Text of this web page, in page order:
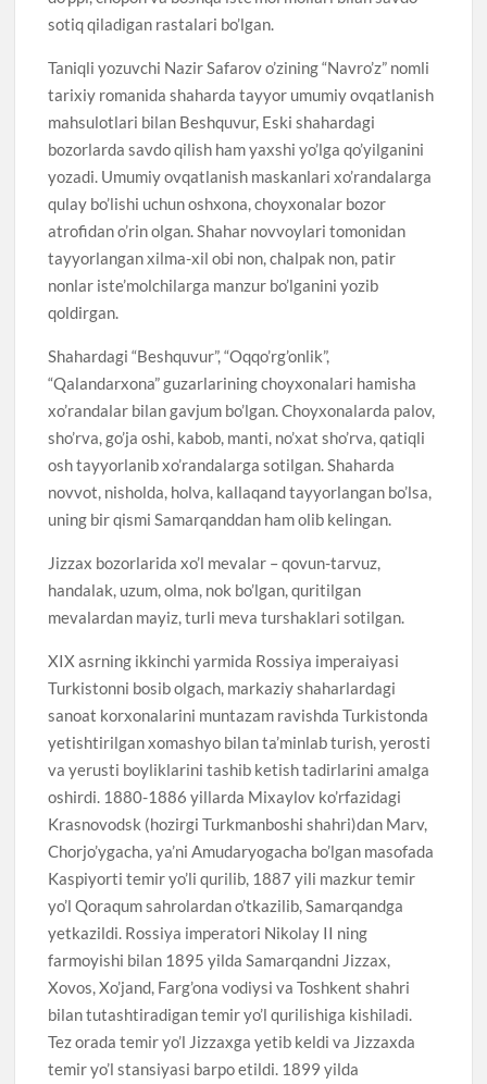
sotiq qiladigan rastalari bo’lgan.
Taniqli yozuvchi Nazir Safarov o’zining “Navro’z” nomli
tarixiy romanida shaharda tayyor umumiy ovqatlanish
mahsulotlari bilan Beshquvur, Eski shahardagi
bozorlarda savdo qilish ham yaxshi yo’lga qo’yilganini
yozadi. Umumiy ovqatlanish maskanlari xo’randalarga
qulay bo’lishi uchun oshxona, choyxonalar bozor
atrofidan o’rin olgan. Shahar novvoylari tomonidan
tayyorlangan xilma-xil obi non, chalpak non, patir
nonlar iste’molchilarga manzur bo’lganini yozib
qoldirgan.
Shahardagi “Beshquvur”, “Oqqo’rg’onlik”,
“Qalandarxona” guzarlarining choyxonalari hamisha
xo’randalar bilan gavjum bo’lgan. Choyxonalarda palov,
sho’rva, go’ja oshi, kabob, manti, no’xat sho’rva, qatiqli
osh tayyorlanib xo’randalarga sotilgan. Shaharda
novvot, nisholda, holva, kallaqand tayyorlangan bo’lsa,
uning bir qismi Samarqanddan ham olib kelingan.
Jizzax bozorlarida xo’l mevalar – qovun-tarvuz,
handalak, uzum, olma, nok bo’lgan, quritilgan
mevalardan mayiz, turli meva turshaklari sotilgan.
XIX asrning ikkinchi yarmida Rossiya imperaiyasi
Turkistonni bosib olgach, markaziy shaharlardagi
sanoat korxonalarini muntazam ravishda Turkistonda
yetishtirilgan xomashyo bilan ta’minlab turish, yerosti
va yerusti boyliklarini tashib ketish tadirlarini amalga
oshirdi. 1880-1886 yillarda Mixaylov ko’rfazidagi
Krasnovodsk (hozirgi Turkmanboshi shahri)dan Marv,
Chorjo’ygacha, ya’ni Amudaryogacha bo’lgan masofada
Kaspiyorti temir yo’li qurilib, 1887 yili mazkur temir
yo’l Qoraqum sahrolardan o’tkazilib, Samarqandga
yetkazildi. Rossiya imperatori Nikolay II ning
farmoyishi bilan 1895 yilda Samarqandni Jizzax,
Xovos, Xo’jand, Farg’ona vodiysi va Toshkent shahri
bilan tutashtiradigan temir yo’l qurilishiga kishiladi.
Tez orada temir yo’l Jizzaxga yetib keldi va Jizzaxda
temir yo’l stansiyasi barpo etildi. 1899 yilda